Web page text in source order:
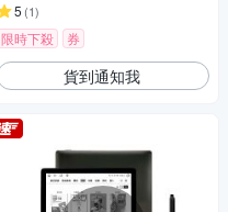
5 (1)
限時下殺 券
貨到通知我